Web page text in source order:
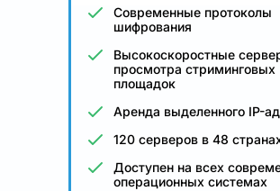
Современные протоколы
шифрования
Высокоскоростные
просмотра стриминговых
площадок
Аренда выделенного IP-
120 серверов в 48
Доступен на всех
операционных системах